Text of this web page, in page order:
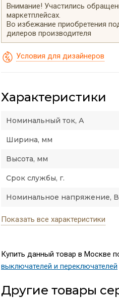
Внимание! Участились
маркетплейсах.
Во избежание приобретения
дилеров производителя
Условия для дизайнеров
Характеристики
Номинальный ток, А
Ширина, мм
Высота, мм
Срок службы, г.
Номинальное напряжение, В
Показать все характеристики
Купить данный товар в Москве
выключателей и переключателей
Другие товары